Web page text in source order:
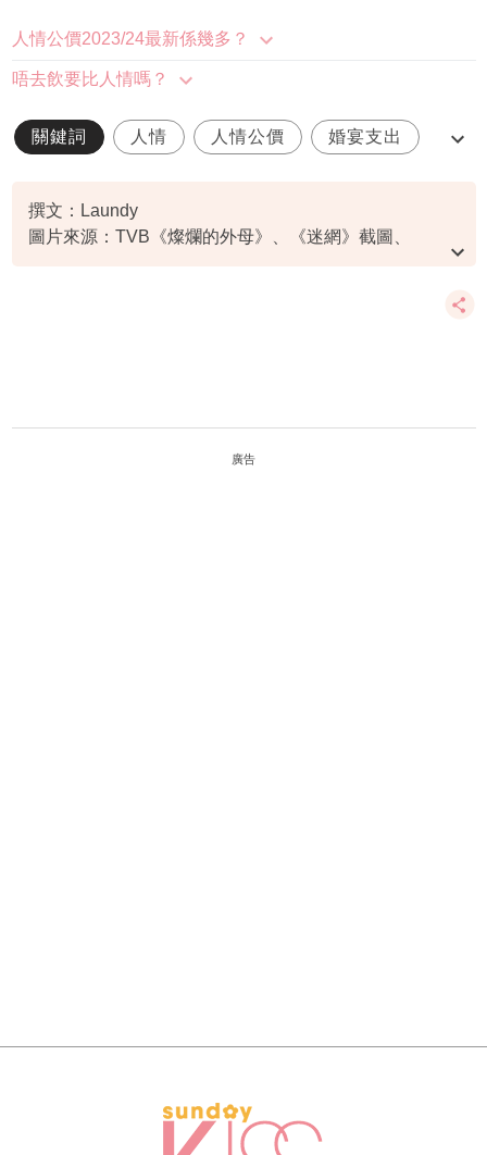
人情公價2023/24最新係幾多？
唔去飲要比人情嗎？
關鍵詞 人情 人情公價 婚宴支出
撰文：Laundy
圖片來源：TVB《燦爛的外母》、《迷網》截圖、
廣告